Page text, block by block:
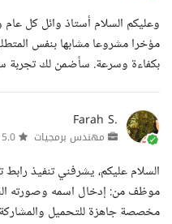
وعليكم السلام أستاذ وائل كل عام
مؤخرا مشروعا مشابها بنفس
بكفاءة وسرعة. سأضمن لك تجربة
Farah S.
مهندس برمجيات
السلام عليكم، يشرفني تنفيذ
موظف من: إدخال اسمه وصورته
مخصصة جاهزة للتحميل